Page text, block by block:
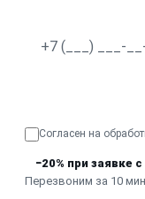
Согласен на
−20% при заявке
Перезвоним за 10